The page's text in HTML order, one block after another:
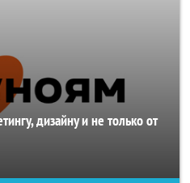
дизайну и не только от